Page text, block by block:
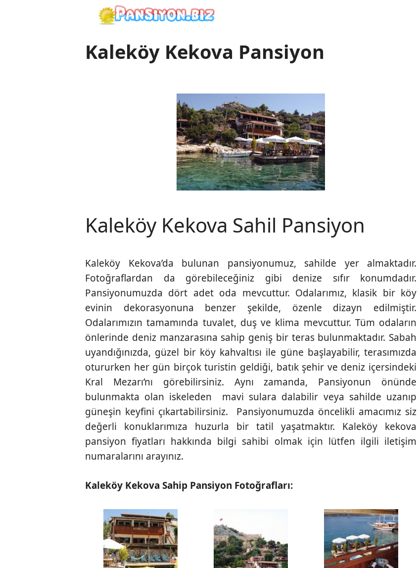
Kaleköy Kekova Pansiyon
Kaleköy Kekova Sahil Pansiyon
Kaleköy Kekova’da bulunan pansiyonumuz, sahilde yer almaktadır.
Fotoğraflardan da görebileceğiniz gibi denize sıfır konumdadır.
Pansiyonumuzda dört adet oda mevcuttur. Odalarımız, klasik bir köy
evinin dekorasyonuna benzer şekilde, özenle dizayn edilmiştir.
Odalarımızın tamamında tuvalet, duş ve klima mevcuttur. Tüm odaların
önlerinde deniz manzarasına sahip geniş bir teras bulunmaktadır. Sabah
uyandığınızda, güzel bir köy kahvaltısı ile güne başlayabilir, terasımızda
otururken her gün birçok turistin geldiği, batık şehir ve deniz içersindeki
Kral Mezarı’nı görebilirsiniz. Aynı zamanda, Pansiyonun önünde
bulunmakta olan iskeleden mavi sulara dalabilir veya sahilde uzanıp
güneşin keyfini çıkartabilirsiniz. Pansiyonumuzda öncelikli amacımız siz
değerli konuklarımıza huzurla bir tatil yaşatmaktır. Kaleköy kekova
pansiyon fiyatları hakkında bilgi sahibi olmak için lütfen ilgili iletişim
numaralarını arayınız.
Kaleköy Kekova Sahip Pansiyon Fotoğrafları: